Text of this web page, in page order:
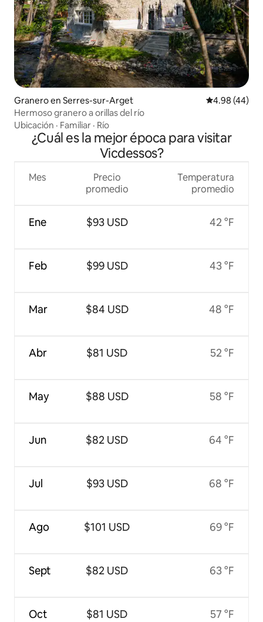
Granero en Serres-sur-Arget Calificación
4.98 (44)
Hermoso granero a orillas del río
Ubicación · Familiar · Río
¿Cuál es la mejor época para visitar
Vicdessos?
Mes
Ene
Feb
Mar
Abr
May
Jun
Jul
Ago
Sept
Oct
Precio
promedio
$93 USD
$99 USD
$84 USD
$81 USD
$88 USD
$82 USD
$93 USD
$101 USD
$82 USD
$81 USD
Temperatura
promedio
42 °F
43 °F
48 °F
52 °F
58 °F
64 °F
68 °F
69 °F
63 °F
57 °F